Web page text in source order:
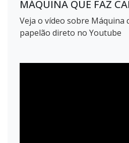
MÁQUINA QUE FAZ
Veja o vídeo sobre Máquina
papelão direto no Youtube